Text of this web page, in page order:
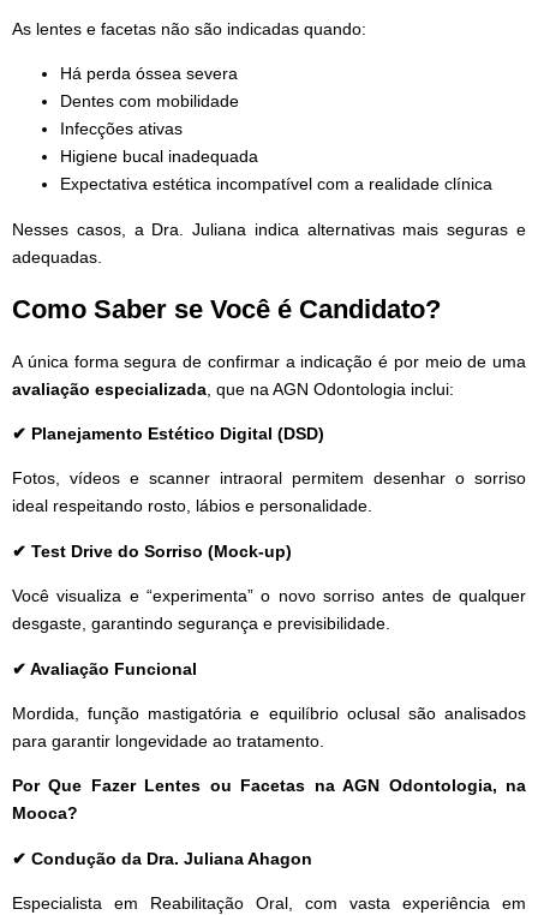
As lentes e facetas não são indicadas quando:
Há perda óssea severa
Dentes com mobilidade
Infecções ativas
Higiene bucal inadequada
Expectativa estética incompatível com a realidade clínica
Nesses casos, a Dra. Juliana indica alternativas mais seguras e
adequadas.
Como Saber se Você é Candidato?
A única forma segura de confirmar a indicação é por meio de uma
avaliação especializada , que na AGN Odontologia inclui:
✔ Planejamento Estético Digital (DSD)
Fotos, vídeos e scanner intraoral permitem desenhar o sorriso
ideal respeitando rosto, lábios e personalidade.
✔ Test Drive do Sorriso (Mock-up)
Você visualiza e “experimenta” o novo sorriso antes de qualquer
desgaste, garantindo segurança e previsibilidade.
✔ Avaliação Funcional
Mordida, função mastigatória e equilíbrio oclusal são analisados
para garantir longevidade ao tratamento.
Por Que Fazer Lentes ou Facetas na AGN Odontologia, na
Mooca?
✔ Condução da Dra. Juliana Ahagon
Especialista em Reabilitação Oral, com vasta experiência em